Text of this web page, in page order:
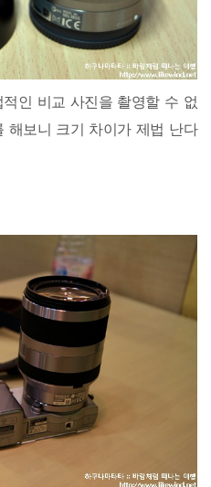
인 비교 사진을 촬영할 수 없
해보니 크기 차이가 제법 난다